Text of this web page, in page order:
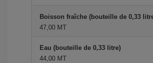
Boisson fraîche (bouteille de 0,33
47,00 MT
Eau (bouteille de 0,33 litre)
44,00 MT